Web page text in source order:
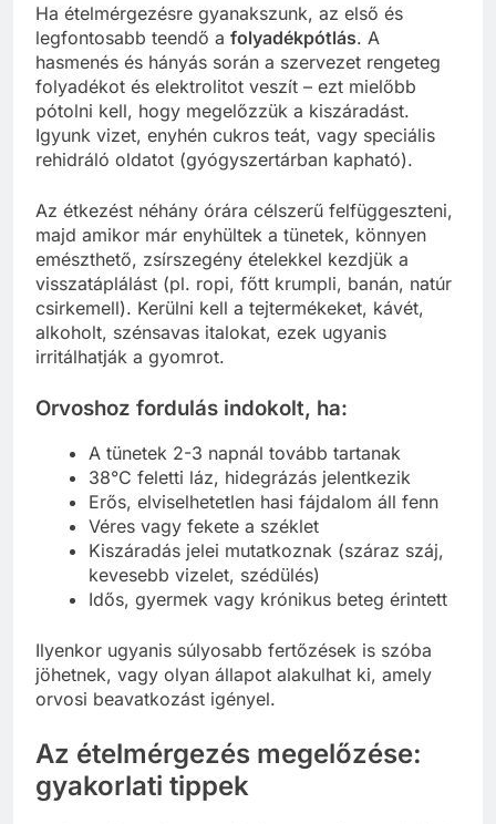
Ha ételmérgezésre gyanakszunk, az első és
legfontosabb teendő a folyadékpótlás. A
hasmenés és hányás során a szervezet rengeteg
folyadékot és elektrolitot veszít – ezt mielőbb
pótolni kell, hogy megelőzzük a kiszáradást.
Igyunk vizet, enyhén cukros teát, vagy speciális
rehidráló oldatot (gyógyszertárban kapható).
Az étkezést néhány órára célszerű felfüggeszteni,
majd amikor már enyhültek a tünetek, könnyen
emészthető, zsírszegény ételekkel kezdjük a
visszatáplálást (pl. ropi, főtt krumpli, banán, natúr
csirkemell). Kerülni kell a tejtermékeket, kávét,
alkoholt, szénsavas italokat, ezek ugyanis
irritálhatják a gyomrot.
Orvoshoz fordulás indokolt, ha:
A tünetek 2-3 napnál tovább tartanak
38°C feletti láz, hidegrázás jelentkezik
Erős, elviselhetetlen hasi fájdalom áll fenn
Véres vagy fekete a széklet
Kiszáradás jelei mutatkoznak (száraz száj,
kevesebb vizelet, szédülés)
Idős, gyermek vagy krónikus beteg érintett
Ilyenkor ugyanis súlyosabb fertőzések is szóba
jöhetnek, vagy olyan állapot alakulhat ki, amely
orvosi beavatkozást igényel.
Az ételmérgezés megelőzése:
gyakorlati tippek